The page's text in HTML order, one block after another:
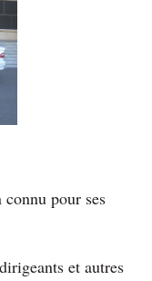
pour ses
et autres